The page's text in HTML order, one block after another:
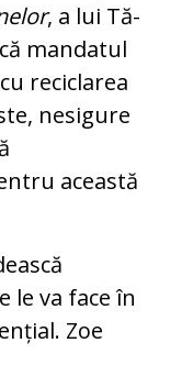
, a lui Tă­
mandatul
reciclarea
nesigure
această
le va face în
Zoe